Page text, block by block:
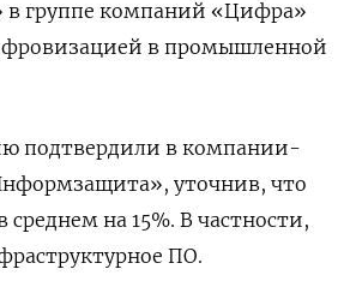
в группе компаний «Цифра»
в промышленной
подтвердили в компании-
уточнив, что
среднем на 15%. В частности,
ПО.